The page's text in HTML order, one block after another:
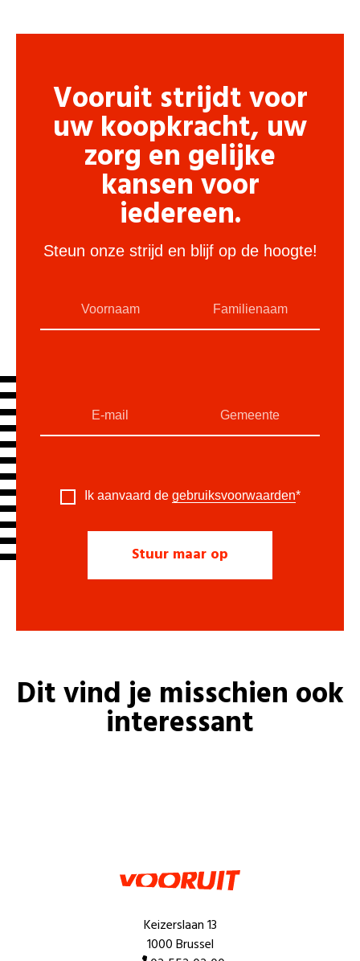
Vooruit strijdt voor
uw koopkracht, uw
zorg en gelijke
kansen voor
iedereen.
Steun onze strijd en blijf op de hoogte!
Ik aanvaard de gebruiksvoorwaarden*
Dit vind je misschien ook
interessant
Keizerslaan 13
1000 Brussel